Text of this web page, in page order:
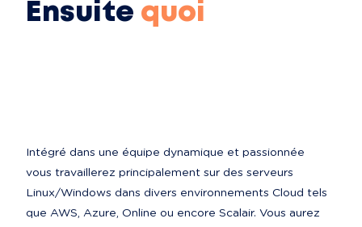
Ensuite quoi
Intégré dans une équipe dynamique et passionnée
vous travaillerez principalement sur des serveurs
Linux/Windows dans divers environnements Cloud tels
que AWS, Azure, Online ou encore Scalair. Vous aurez